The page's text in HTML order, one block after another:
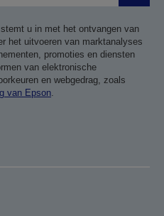
u in met het ontvangen van
het uitvoeren van marktanalyses
promoties en diensten
van elektronische
en webgedrag, zoals
van Epson.